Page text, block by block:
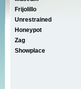
Frijolillo
Unrestrained
Honeypot
Zag
Showplace